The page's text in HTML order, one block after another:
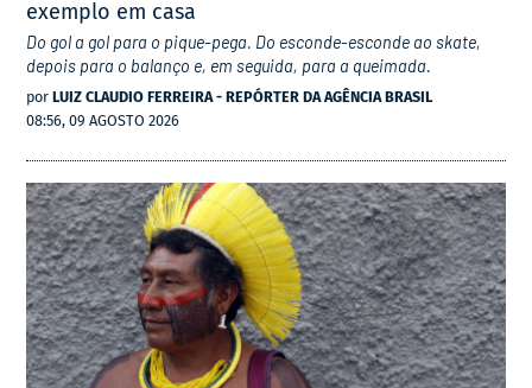
exemplo em casa
Do gol a gol para o pique-pega. Do esconde-esconde ao skate,
depois para o balanço e, em seguida, para a queimada.
por LUIZ CLAUDIO FERREIRA - REPÓRTER DA AGÊNCIA BRASIL
08:56, 09 AGOSTO 2026